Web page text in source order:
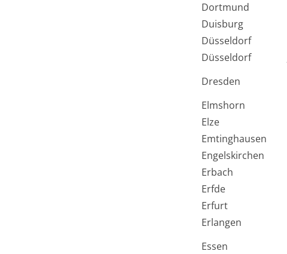
Dortmund
Duisburg
Düsseldorf
Düsseldorf
Dresden
Elmshorn
Elze
Emtinghausen
Engelskirchen
Erbach
Erfde
Erfurt
Erlangen
Essen